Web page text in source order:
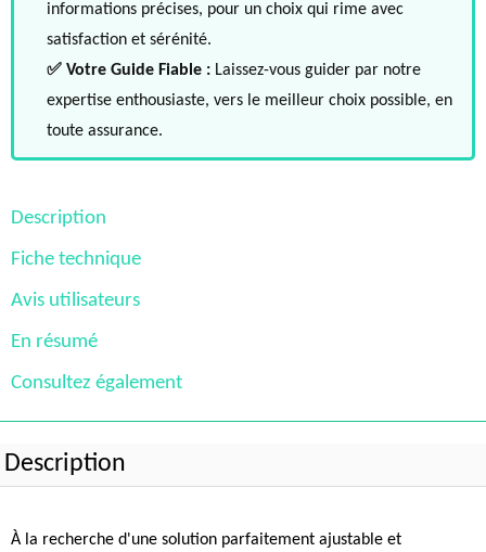
informations précises, pour un choix qui rime avec
satisfaction et sérénité.
✅ Votre Guide Fiable : Laissez-vous guider par notre
expertise enthousiaste, vers le meilleur choix possible, en
toute assurance.
Description
Fiche technique
Avis utilisateurs
En résumé
Consultez également
Description
À la recherche d'une solution parfaitement ajustable et